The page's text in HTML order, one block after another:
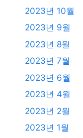
2023년 10월
2023년 9월
2023년 8월
2023년 7월
2023년 6월
2023년 4월
2023년 2월
2023년 1월